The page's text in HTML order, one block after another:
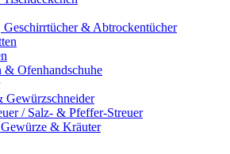
Geschirrtücher & Abtrockentücher
& Ofenhandschuhe
Gewürzschneider
/ Salz- & Pfeffer-Streuer
& Kräuter